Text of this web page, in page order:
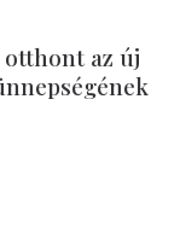
az új